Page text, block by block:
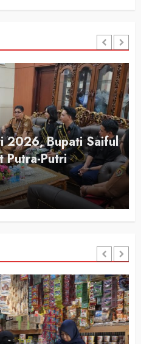
2026, Bupati Saiful
Putra-Putri